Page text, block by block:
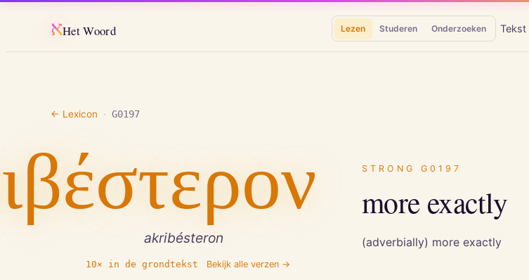
אHet Woord Lezen Studeren Onderzoeken Tekst
← Lexicon · G0197
akribésteron
10× in de grondtekst Bekijk alle verzen →
STRONG G0197
more exactly
(adverbially) more exactly